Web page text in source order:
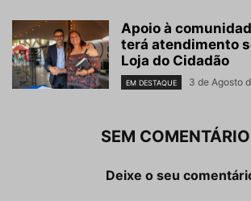
Apoio à
terá atendimento
Loja do Cidadão
EM DESTAQUE 3 de Agosto
SEM
Deixe o seu